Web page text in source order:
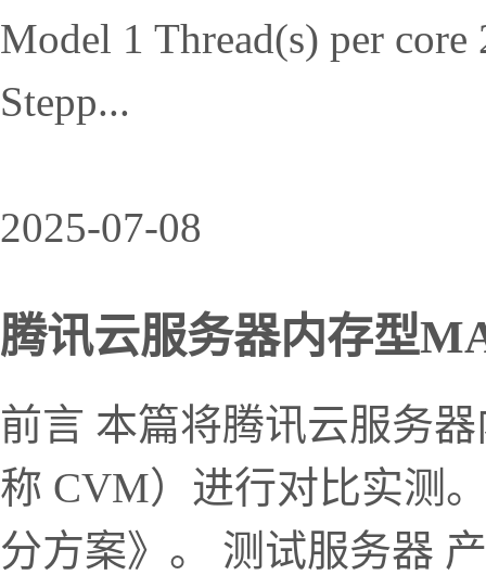
Model 1 Thread(s) per core
Stepp...
2025-07-08
腾讯云服务器内存型
前言 本篇将腾讯云服务
称 CVM）进行对比实测
分方案》。 测试服务器